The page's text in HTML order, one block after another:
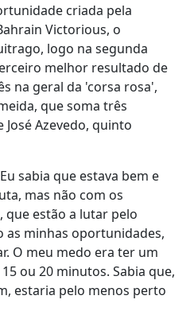
criada pela
Victorious, o
logo na segunda
melhor resultado de
na geral da 'corsa rosa',
que soma três
Azevedo, quinto
sabia que estava bem e
mas não com os
que estão a lutar pelo
as minhas oportunidades,
O meu medo era ter um
ou 20 minutos. Sabia que,
estaria pelo menos perto